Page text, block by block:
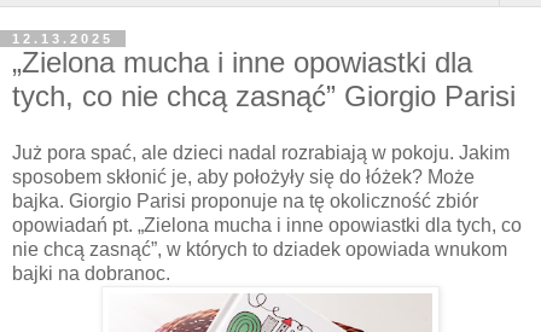
12.13.2025
„Zielona mucha i inne opowiastki dla
tych, co nie chcą zasnąć” Giorgio Parisi
Już pora spać, ale dzieci nadal rozrabiają w pokoju. Jakim
sposobem skłonić je, aby położyły się do łóżek? Może
bajka. Giorgio Parisi proponuje na tę okoliczność zbiór
opowiadań pt. „Zielona mucha i inne opowiastki dla tych, co
nie chcą zasnąć”, w których to dziadek opowiada wnukom
bajki na dobranoc.